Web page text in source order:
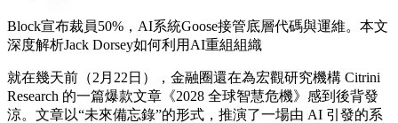
Block宣布裁員50%，AI系統Goose接管底層代碼與運維。本文
深度解析Jack Dorsey如何利用AI重組組織
就在幾天前（2月22日），金融圈還在為宏觀研究機構 Citrini
Research 的一篇爆款文章《2028 全球智慧危機》感到後背發
涼。文章以“未來備忘錄”的形式，推演了一場由 AI 引發的系